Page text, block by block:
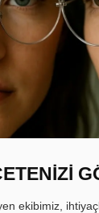
ekibimiz,